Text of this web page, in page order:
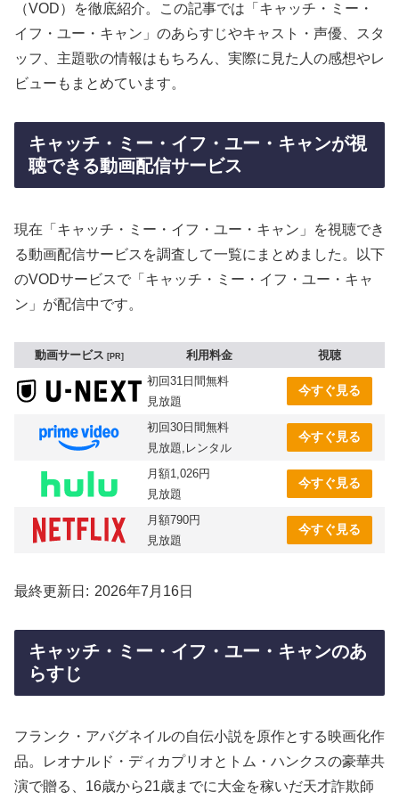
（VOD）を徹底紹介。この記事では「キャッチ・ミー・
イフ・ユー・キャン」のあらすじやキャスト・声優、スタ
ッフ、主題歌の情報はもちろん、実際に見た人の感想やレ
ビューもまとめています。
キャッチ・ミー・イフ・ユー・キャンが視
聴できる動画配信サービス
現在「キャッチ・ミー・イフ・ユー・キャン」を視聴でき
る動画配信サービスを調査して一覧にまとめました。以下
のVODサービスで「キャッチ・ミー・イフ・ユー・キャ
ン」が配信中です。
動画サービス PR 利用料金
視聴
初回31日間無料
見放題
今すぐ見る
初回30日間無料
見放題,レンタル
今すぐ見る
月額1,026円
見放題
今すぐ見る
月額790円
見放題
今すぐ見る
最終更新日 2026年7月16日
キャッチ・ミー・イフ・ユー・キャンのあ
らすじ
フランク・アバグネイルの自伝小説を原作とする映画化作
品。レオナルド・ディカプリオとトム・ハンクスの豪華共
演で贈る、16歳から21歳までに大金を稼いだ天才詐欺師